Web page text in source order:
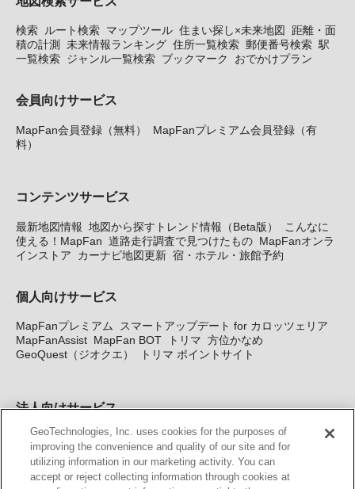
検索 ルート検索 マップツール 住まい探し×未来地図
距離・面
積の計測
未来情報ランキング 住所一覧検索 郵便番号検索 駅
一覧検索 ジャンル一覧検索 ブックマーク おでかけプラン
会員向けサービス
MapFan会員登録（無料）
MapFanプレミアム会員登録（有
料）
コンテンツサービス
最新地図情報 地図から探すトレンド情報（Beta版）
こんなに
使える！MapFan 道路走行調査で見つけたもの MapFanオンラ
インストア
カーナビ地図更新 宿・ホテル・旅館予約
個人向けサービス
MapFanプレミアム
スマートアップデート for カロッツェリア
MapFanAssist MapFan BOT トリマ 方位かなめ
GeoQuest（ジオクエ）
トリマ ポイントサイト
法人向けサービス
法人向け地図・位置情報サービス WEBサイト・システム向け地
図API Windows PC向け地図開発キット MapFan DB 住所確認
サービス
MAP WORLD+ トリマ広告 Geo-Research
GeoTechnologies, Inc. uses cookies for the purposes of
improving the convenience and quality of our site and for
utilizing information in our marketing activity. You can
accept or reject collecting information through cookies at